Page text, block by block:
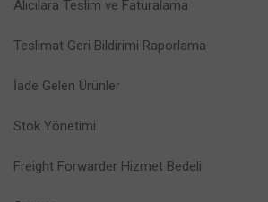
Alıcılara Teslim ve Faturalama
Teslimat Geri Bildirimi Raporlama
İade Gelen Ürünler
Stok Yönetimi
Freight Forwarder Hizmet Bedeli